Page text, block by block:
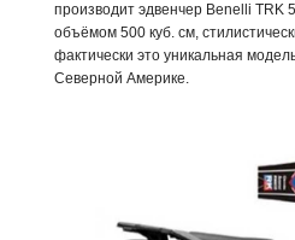
производит эдвенчер Benelli TRK
объёмом 500 куб. см,
фактически это уникальная
Северной Америке.